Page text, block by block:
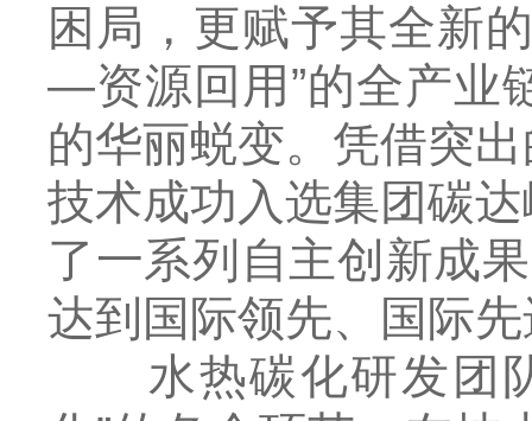
困局，更赋予其全新
—资源回用”的全产业
的华丽蜕变。凭借突
技术成功入选集团碳
了一系列自主创新成
达到国际领先、国际
水热碳化研发团